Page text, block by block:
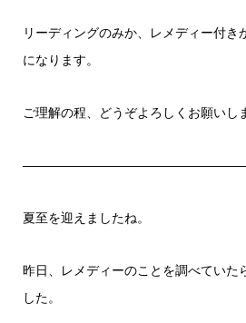
リーディングのみか、レメディー付き
になります。
ご理解の程、どうぞよろしくお願いし
夏至を迎えましたね。
昨日、レメディーのことを調べていた
した。